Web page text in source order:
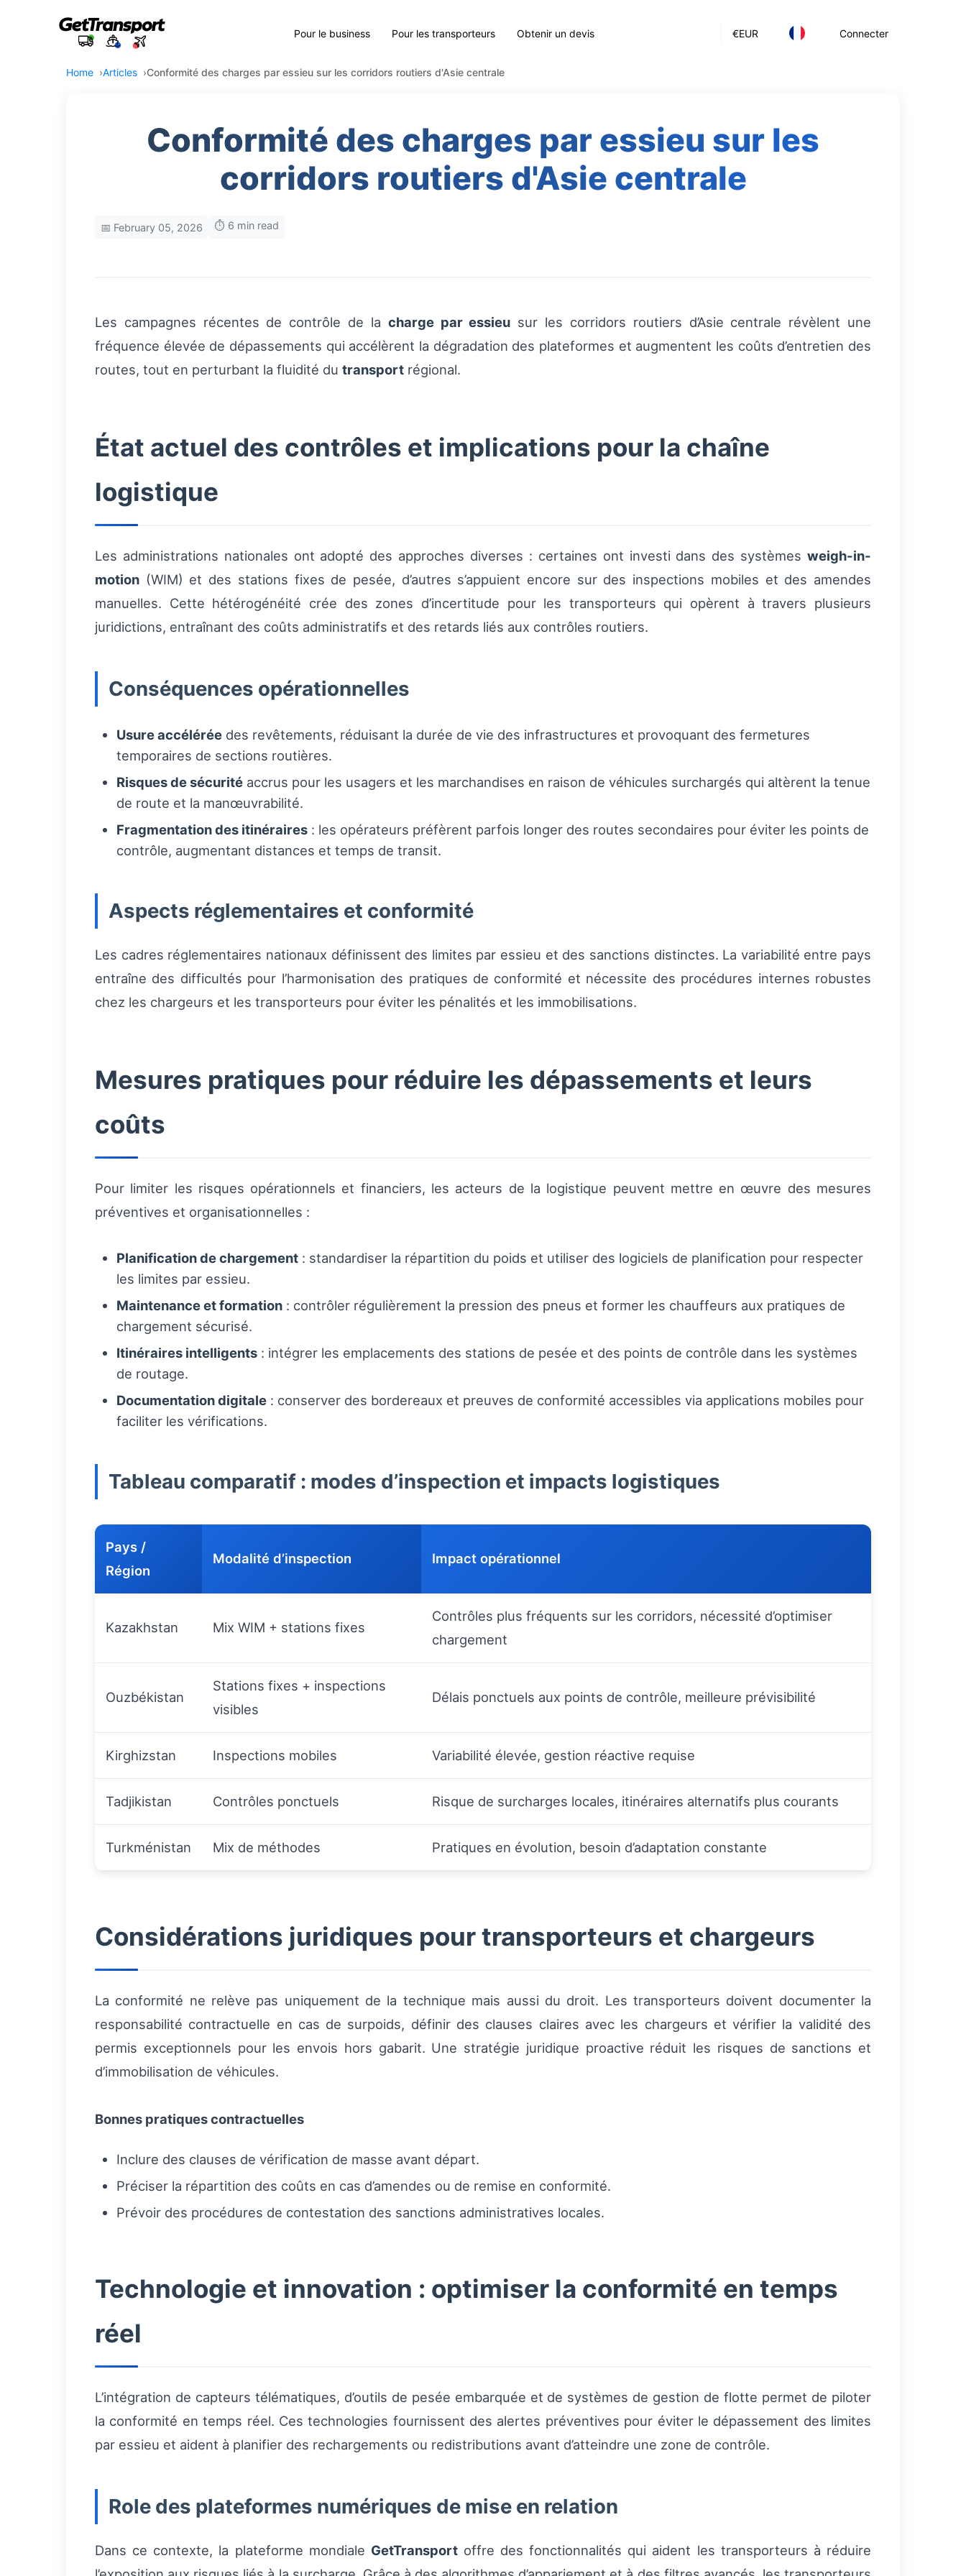
€EUR Connecter
Pour le business Pour les transporteurs Obtenir un devis
Home Articles Conformité des charges par essieu sur les corridors routiers d'Asie centrale
Conformité des charges par essieu sur les
corridors routiers d'Asie centrale
📅 February 05, 2026 ⏱️ 6 min read
Les campagnes récentes de contrôle de la charge par essieu sur les corridors routiers d’Asie centrale révèlent une
fréquence élevée de dépassements qui accélèrent la dégradation des plateformes et augmentent les coûts d’entretien des
routes, tout en perturbant la fluidité du transport régional.
État actuel des contrôles et implications pour la chaîne
logistique
Les administrations nationales ont adopté des approches diverses : certaines ont investi dans des systèmes weigh-in-
motion (WIM) et des stations fixes de pesée, d’autres s’appuient encore sur des inspections mobiles et des amendes
manuelles. Cette hétérogénéité crée des zones d’incertitude pour les transporteurs qui opèrent à travers plusieurs
juridictions, entraînant des coûts administratifs et des retards liés aux contrôles routiers.
Conséquences opérationnelles
Usure accélérée des revêtements, réduisant la durée de vie des infrastructures et provoquant des fermetures
temporaires de sections routières.
Risques de sécurité accrus pour les usagers et les marchandises en raison de véhicules surchargés qui altèrent la tenue
de route et la manœuvrabilité.
Fragmentation des itinéraires : les opérateurs préfèrent parfois longer des routes secondaires pour éviter les points de
contrôle, augmentant distances et temps de transit.
Aspects réglementaires et conformité
Les cadres réglementaires nationaux définissent des limites par essieu et des sanctions distinctes. La variabilité entre pays
entraîne des difficultés pour l’harmonisation des pratiques de conformité et nécessite des procédures internes robustes
chez les chargeurs et les transporteurs pour éviter les pénalités et les immobilisations.
Mesures pratiques pour réduire les dépassements et leurs
coûts
Pour limiter les risques opérationnels et financiers, les acteurs de la logistique peuvent mettre en œuvre des mesures
préventives et organisationnelles :
Planification de chargement : standardiser la répartition du poids et utiliser des logiciels de planification pour respecter
les limites par essieu.
Maintenance et formation : contrôler régulièrement la pression des pneus et former les chauffeurs aux pratiques de
chargement sécurisé.
Itinéraires intelligents : intégrer les emplacements des stations de pesée et des points de contrôle dans les systèmes
de routage.
Documentation digitale : conserver des bordereaux et preuves de conformité accessibles via applications mobiles pour
faciliter les vérifications.
Tableau comparatif : modes d’inspection et impacts logistiques
Pays /
Région
Modalité d’inspection Impact opérationnel
Kazakhstan Mix WIM + stations fixes
Contrôles plus fréquents sur les corridors, nécessité d’optimiser
chargement
Ouzbékistan
Stations fixes + inspections
visibles
Délais ponctuels aux points de contrôle, meilleure prévisibilité
Kirghizstan Inspections mobiles Variabilité élevée, gestion réactive requise
Tadjikistan Contrôles ponctuels Risque de surcharges locales, itinéraires alternatifs plus courants
Turkménistan Mix de méthodes Pratiques en évolution, besoin d’adaptation constante
Considérations juridiques pour transporteurs et chargeurs
La conformité ne relève pas uniquement de la technique mais aussi du droit. Les transporteurs doivent documenter la
responsabilité contractuelle en cas de surpoids, définir des clauses claires avec les chargeurs et vérifier la validité des
permis exceptionnels pour les envois hors gabarit. Une stratégie juridique proactive réduit les risques de sanctions et
d’immobilisation de véhicules.
Bonnes pratiques contractuelles
Inclure des clauses de vérification de masse avant départ.
Préciser la répartition des coûts en cas d’amendes ou de remise en conformité.
Prévoir des procédures de contestation des sanctions administratives locales.
Technologie et innovation : optimiser la conformité en temps
réel
L’intégration de capteurs télématiques, d’outils de pesée embarquée et de systèmes de gestion de flotte permet de piloter
la conformité en temps réel. Ces technologies fournissent des alertes préventives pour éviter le dépassement des limites
par essieu et aident à planifier des rechargements ou redistributions avant d’atteindre une zone de contrôle.
Role des plateformes numériques de mise en relation
Dans ce contexte, la plateforme mondiale GetTransportoffre des fonctionnalités qui aident les transporteurs à réduire